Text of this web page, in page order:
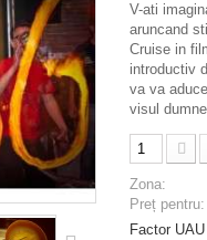
V-ati
aruncand
Cruise in
introductiv
va va
visul
Zona:
Preț pentru:
Factor UAU